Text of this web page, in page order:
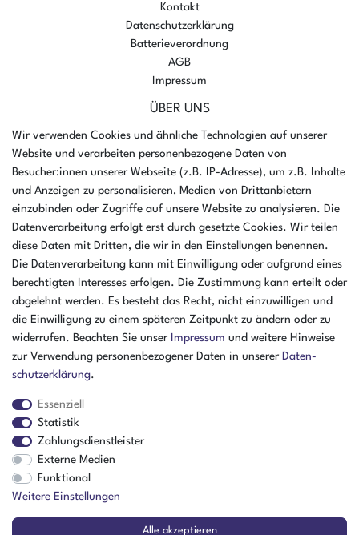
Kontakt
Datenschutzerklärung
Batterieverordnung
AGB
Impressum
ÜBER UNS
AMIKON GMBH
Einsteinstr. 8a
46325 Borken
Deutschland
Öffnungszeiten Montag - Donnerstag
07:30 - 16:00 Uhr
Öffnungszeiten Freitag
07:30 - 15:00 Uhr
ZAHLUNGSARTEN
Sperrgut, Spedition und Versand ins Ausland
Wir verwenden Cookies und ähnliche Technologien auf unserer
Website und verarbeiten personenbezogene Daten von
Besucher:innen unserer Webseite (z.B. IP-Adresse), um z.B. Inhalte
und Anzeigen zu personalisieren, Medien von Drittanbietern
einzubinden oder Zugriffe auf unsere Website zu analysieren. Die
Datenverarbeitung erfolgt erst durch gesetzte Cookies. Wir teilen
diese Daten mit Dritten, die wir in den Einstellungen benennen.
Die Datenverarbeitung kann mit Einwilligung oder aufgrund eines
berechtigten Interesses erfolgen. Die Zustimmung kann erteilt oder
abgelehnt werden. Es besteht das Recht, nicht einzuwilligen und
die Einwilligung zu einem späteren Zeitpunkt zu ändern oder zu
widerrufen. Beachten Sie unser Impressum und weitere Hinweise
zur Verwendung personenbezogener Daten in unserer Daten­
schutz­erklärung.
Essenziell
Statistik
Zahlungsdienstleister
Externe Medien
Funktional
Weitere Einstellungen
Alle akzeptieren